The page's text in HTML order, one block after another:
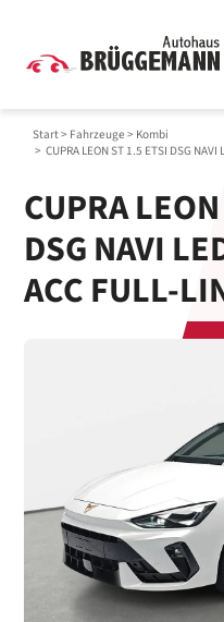
Start> Fahrzeuge > Kombi
> CUPRA LEON ST 1.5 ETSI DSG NAVI
CUPRA
DSG NAVI
ACC FULL-